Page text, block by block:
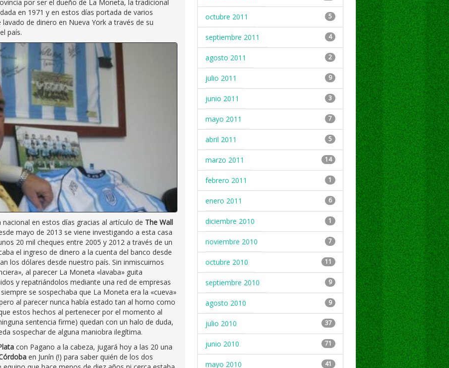
por ser el dueño de La Moneta, la tradicional
en 1971 y en estos días portada de varios
de dinero en Nueva York a través de su
país.
en estos días gracias al artículo de The Wall
mayo de 2013 se viene investigando a esta casa
20 mil cheques entre 2005 y 2012 a través de un
el ingreso de dinero a la cuenta del banco desde
los dólares desde nuestro país. Sin inmiscuirnos
al parecer La Moneta «lavaba» guita
y repatriándolos mediante una red de empresas
se sospechaba que La Moneta era la «cueva»
al parecer nunca había estado tan al horno como
estos hechos al pertenecer por el momento al
sentencia firme) quedan con un halo de duda,
sospechar de alguna maniobra ilegítima.
con Pagano a la cabeza, jugará hoy a las 20 una
en Junín (!) para saber quién de los dos
octubre 2011 5
septiembre 2011 4
agosto 2011 2
julio 2011 9
junio 2011 3
mayo 2011 7
abril 2011 5
marzo 2011 14
febrero 2011 1
enero 2011 6
diciembre 2010 1
noviembre 2010 7
octubre 2010 11
septiembre 2010 9
agosto 2010 9
julio 2010 37
junio 2010 71
mayo 2010 41